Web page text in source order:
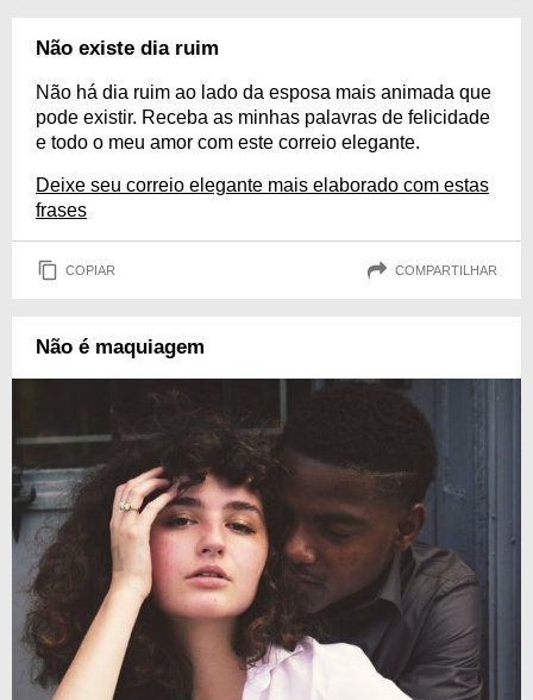
Não existe dia ruim
Não há dia ruim ao lado da esposa mais animada que
pode existir. Receba as minhas palavras de felicidade
e todo o meu amor com este correio elegante.
Deixe seu correio elegante mais elaborado com estas
frases
COPIAR COMPARTILHAR
Não é maquiagem